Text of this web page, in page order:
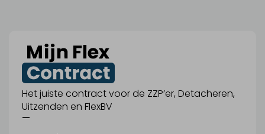
Het juiste contract voor de ZZP’er, Detacheren,
Uitzenden en FlexBV
—